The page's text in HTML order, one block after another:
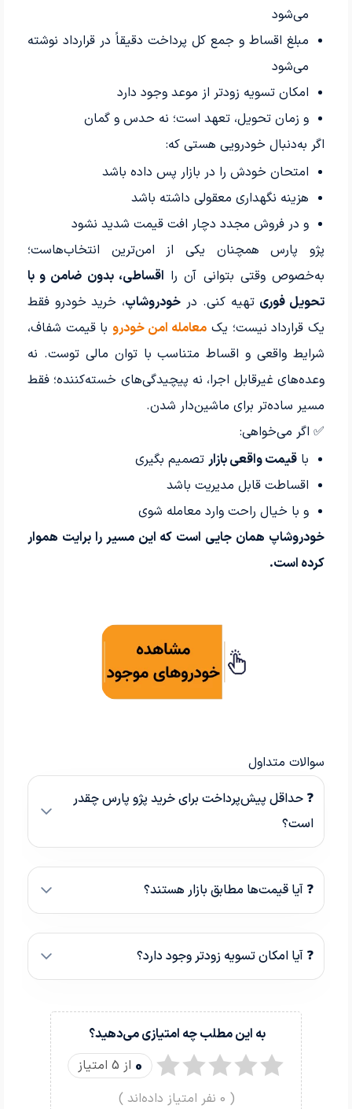
می‌شود
مبلغ اقساط و جمع کل پرداخت دقیقاً در قرارداد نوشته
می‌شود
امکان تسویه زودتر از موعد وجود دارد
و زمان تحویل، تعهد است؛ نه حدس و گمان
اگر به‌دنبال خودرویی هستی که:
امتحان خودش را در بازار پس داده باشد
هزینه نگهداری معقولی داشته باشد
و در فروش مجدد دچار افت قیمت شدید نشود
پژو پارس همچنان یکی از امن‌ترین انتخاب‌هاست؛
به‌خصوص وقتی بتوانی آن را اقساطی، بدون ضامن و با
تحویل فوری تهیه کنی. در خودروشاپ، خرید خودرو فقط
یک قرارداد نیست؛ یکمعامله امن خودروبا قیمت شفاف،
شرایط واقعی و اقساط متناسب با توان مالی توست. نه
وعده‌های غیرقابل اجرا، نه پیچیدگی‌های خسته‌کننده؛ فقط
مسیر ساده‌تر برای ماشین‌دار شدن.
✅ اگر می‌خواهی:
با قیمت واقعی بازارتصمیم بگیری
اقساطت قابل مدیریت باشد
و با خیال راحت وارد معامله شوی
خودروشاپ همان جایی است که این مسیر را برایت هموار
کرده است.
سوالات متداول
❓ حداقل پیش‌پرداخت برای خرید پژو پارس چقدر
است؟
❓ آیا قیمت‌ها مطابق بازار هستند؟
❓ آیا امکان تسویه زودتر وجود دارد؟
به این مطلب چه امتیازی می‌دهید؟
0 از 5 امتیاز
(
0 نفر امتیاز داده‌اند )